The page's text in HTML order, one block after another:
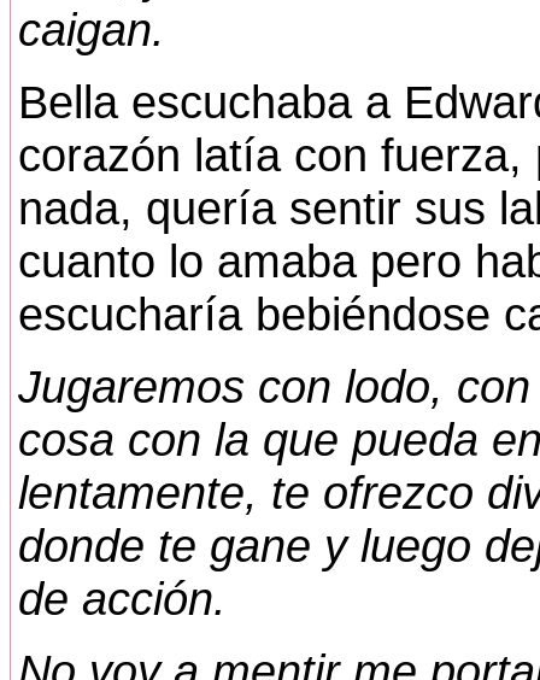
caigan.
Bella escuchaba a
corazón latía con
nada, quería sentir sus
cuanto lo amaba pero
escucharía bebiéndose
Jugaremos con lodo,
cosa con la que pueda
lentamente, te ofrezco
donde te gane y luego
de acción.